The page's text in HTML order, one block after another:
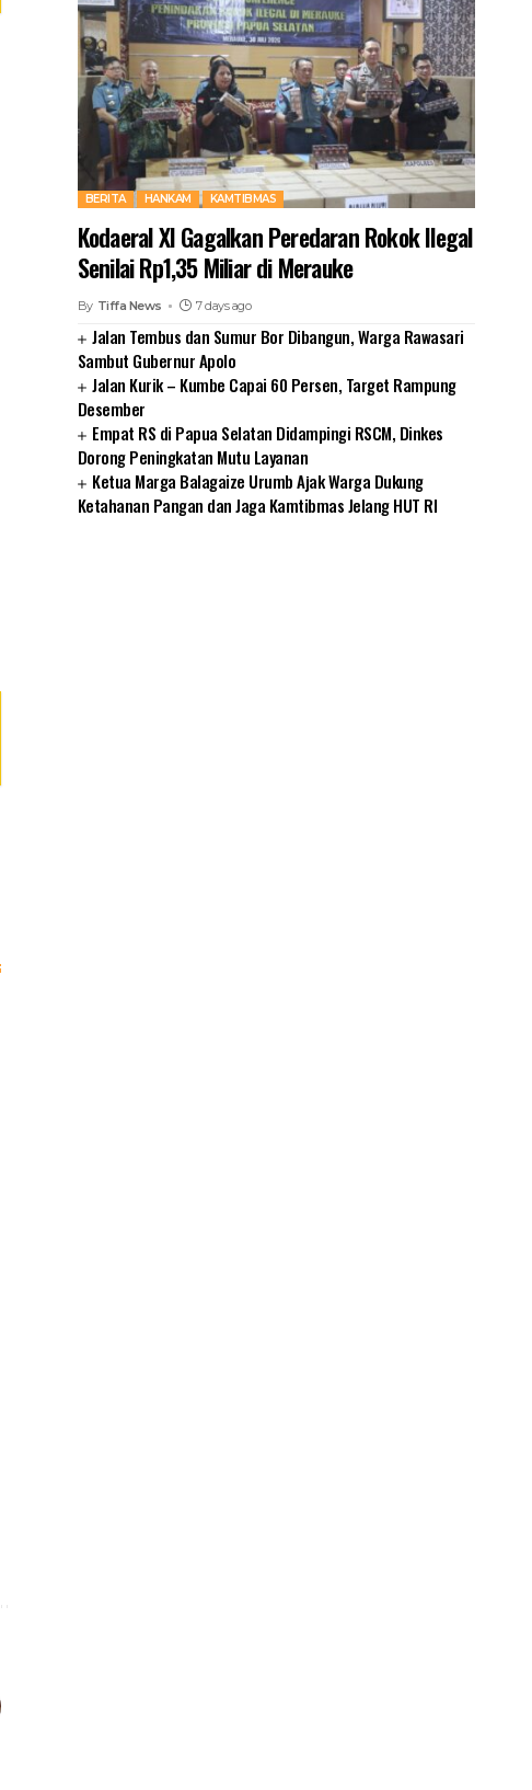
BERITA HANKAM KAMTIBMAS
Kodaeral XI Gagalkan Peredaran Rokok Ilegal
Senilai Rp1,35 Miliar di Merauke
By Tiffa News 7 days ago
Jalan Tembus dan Sumur Bor Dibangun, Warga Rawasari
Sambut Gubernur Apolo
Jalan Kurik – Kumbe Capai 60 Persen, Target Rampung
Desember
Empat RS di Papua Selatan Didampingi RSCM, Dinkes
Dorong Peningkatan Mutu Layanan
Ketua Marga Balagaize Urumb Ajak Warga Dukung
Ketahanan Pangan dan Jaga Kamtibmas Jelang HUT RI